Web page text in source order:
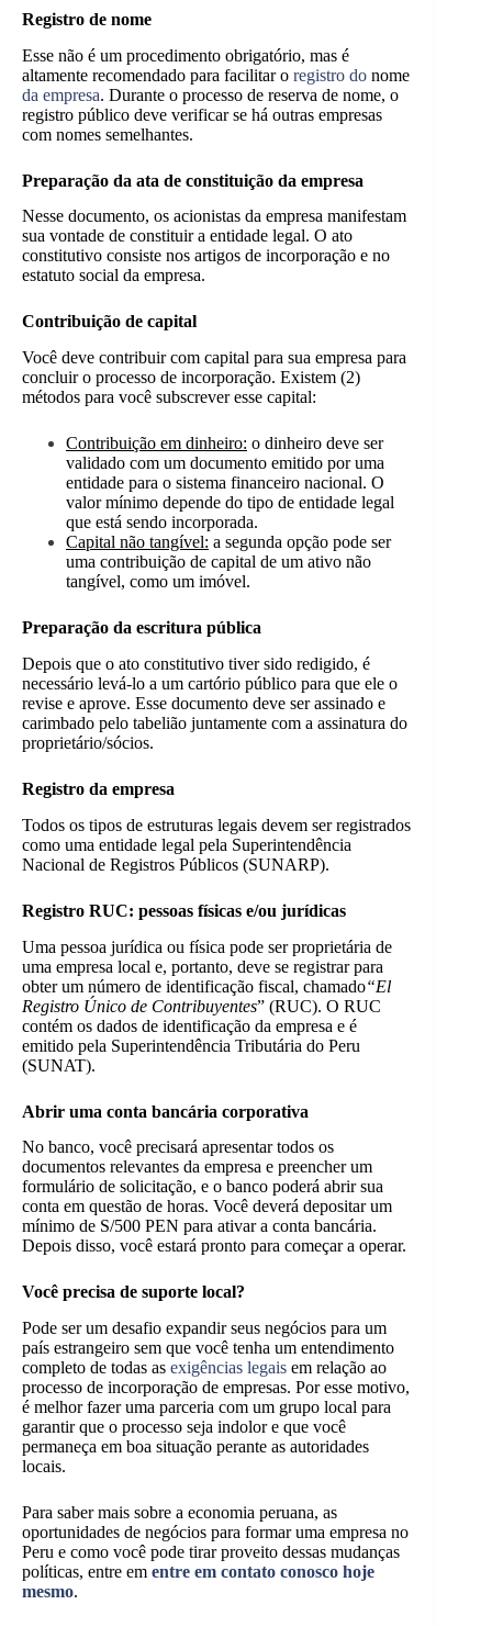
Registro de nome
Esse não é um procedimento obrigatório, mas é
altamente recomendado para facilitar o registro do nome
da empresa. Durante o processo de reserva de nome, o
registro público deve verificar se há outras empresas
com nomes semelhantes.
Preparação da ata de constituição da empresa
Nesse documento, os acionistas da empresa manifestam
sua vontade de constituir a entidade legal. O ato
constitutivo consiste nos artigos de incorporação e no
estatuto social da empresa.
Contribuição de capital
Você deve contribuir com capital para sua empresa para
concluir o processo de incorporação. Existem (2)
métodos para você subscrever esse capital:
Contribuição em dinheiro: o dinheiro deve ser
validado com um documento emitido por uma
entidade para o sistema financeiro nacional. O
valor mínimo depende do tipo de entidade legal
que está sendo incorporada.
Capital não tangível: a segunda opção pode ser
uma contribuição de capital de um ativo não
tangível, como um imóvel.
Preparação da escritura pública
Depois que o ato constitutivo tiver sido redigido, é
necessário levá-lo a um cartório público para que ele o
revise e aprove. Esse documento deve ser assinado e
carimbado pelo tabelião juntamente com a assinatura do
proprietário/sócios.
Registro da empresa
Todos os tipos de estruturas legais devem ser registrados
como uma entidade legal pela Superintendência
Nacional de Registros Públicos (SUNARP).
Registro RUC: pessoas físicas e/ou jurídicas
Uma pessoa jurídica ou física pode ser proprietária de
uma empresa local e, portanto, deve se registrar para
obter um número de identificação fiscal, chamado“El
Registro Único de Contribuyentes” (RUC). O RUC
contém os dados de identificação da empresa e é
emitido pela Superintendência Tributária do Peru
(SUNAT).
Abrir uma conta bancária corporativa
No banco, você precisará apresentar todos os
documentos relevantes da empresa e preencher um
formulário de solicitação, e o banco poderá abrir sua
conta em questão de horas. Você deverá depositar um
mínimo de S/500 PEN para ativar a conta bancária.
Depois disso, você estará pronto para começar a operar.
Você precisa de suporte local?
Pode ser um desafio expandir seus negócios para um
país estrangeiro sem que você tenha um entendimento
completo de todas as exigências legais em relação ao
processo de incorporação de empresas. Por esse motivo,
é melhor fazer uma parceria com um grupo local para
garantir que o processo seja indolor e que você
permaneça em boa situação perante as autoridades
locais.
Para saber mais sobre a economia peruana, as
oportunidades de negócios para formar uma empresa no
Peru e como você pode tirar proveito dessas mudanças
políticas, entre em entre em contato conosco hoje
mesmo.